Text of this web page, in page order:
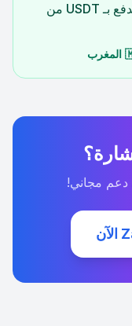
🌍 اطّلع على الأسعار بعملتك وكيفية الدفع بـ USDT من
المغرب
دعم مجاني!